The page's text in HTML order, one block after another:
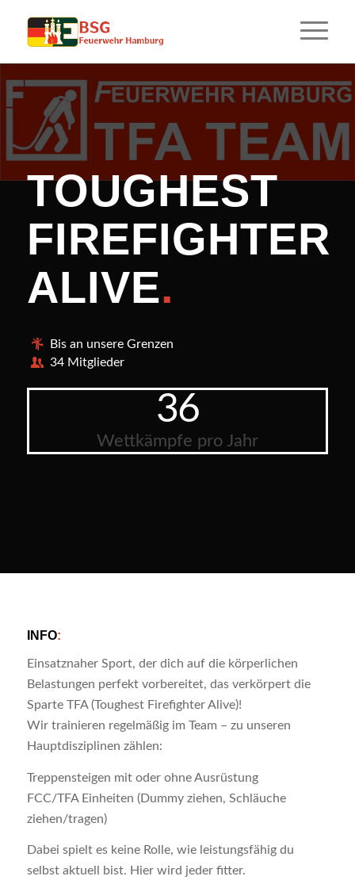
TOUGHEST
FIREFIGHTER
ALIVE.
Bis an unsere Grenzen
34 Mitglieder
36
Wettkämpfe pro Jahr
INFO:
Einsatznaher Sport, der dich auf die körperlichen
Belastungen perfekt vorbereitet, das verkörpert die
Sparte TFA (Toughest Firefighter Alive)!
Wir trainieren regelmäßig im Team – zu unseren
Hauptdisziplinen zählen:
Treppensteigen mit oder ohne Ausrüstung
FCC/TFA Einheiten (Dummy ziehen, Schläuche
ziehen/tragen)
Dabei spielt es keine Rolle, wie leistungsfähig du
selbst aktuell bist. Hier wird jeder fitter.